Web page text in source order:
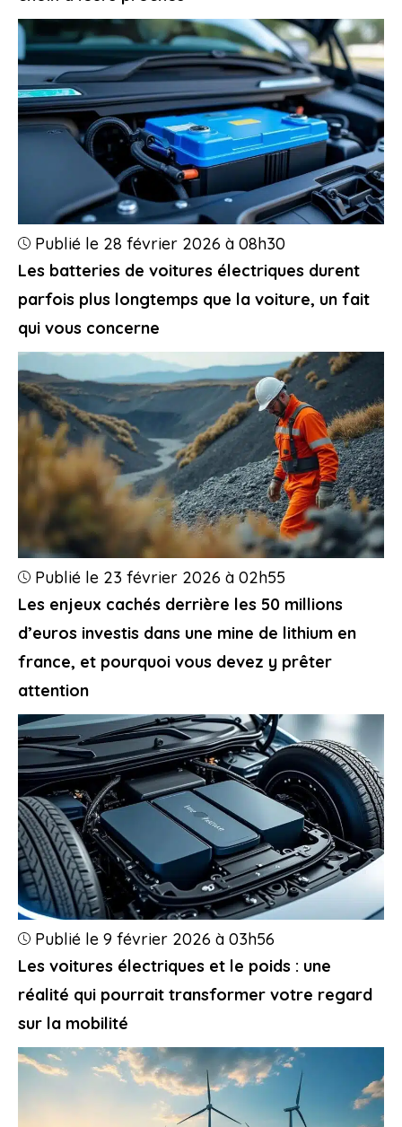
Les batteries de voitures électriques durent
parfois plus longtemps que la voiture, un fait
qui vous concerne
Publié le 28 février 2026 à 08h30
Les enjeux cachés derrière les 50 millions
d’euros investis dans une mine de lithium en
france, et pourquoi vous devez y prêter
attention
Publié le 23 février 2026 à 02h55
Les voitures électriques et le poids : une
réalité qui pourrait transformer votre regard
sur la mobilité
Publié le 9 février 2026 à 03h56